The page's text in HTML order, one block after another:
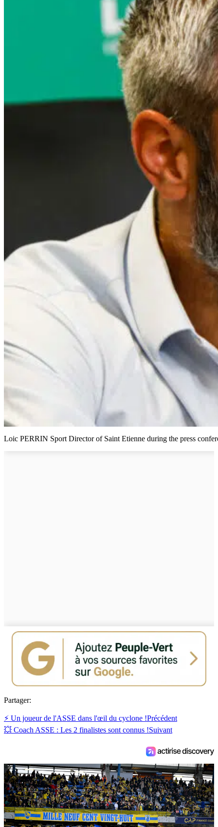
Loic PERRIN Sport Director of Saint Etienne during the press
Partager:
⚡ Un joueur de l'ASSE dans l'œil du cyclone !Précédent
💥 Coach ASSE : Les 2 finalistes sont connus !Suivant